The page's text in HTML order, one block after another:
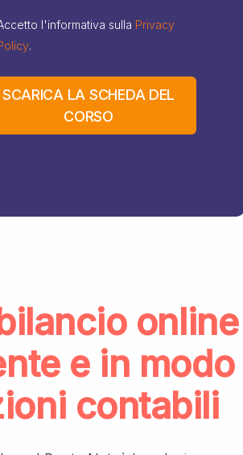
l'informativa sulla Privacy
.
SCARICA LA SCHEDA DEL
CORSO
online
e in modo
contabili